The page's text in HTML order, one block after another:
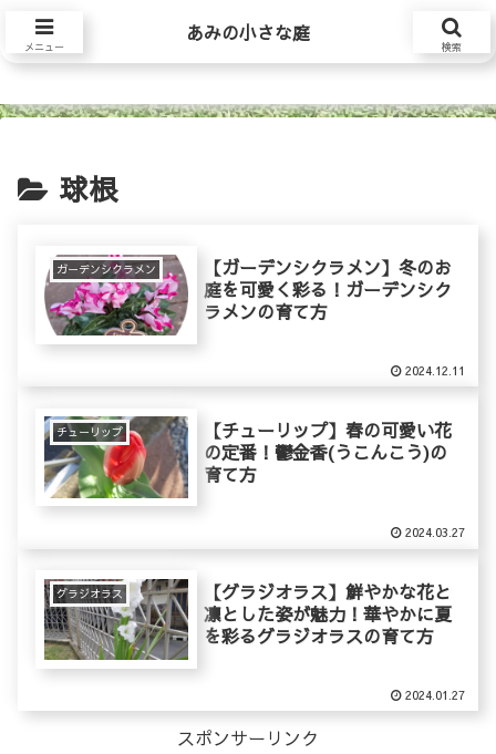
あみの小さな庭
球根
ガーデンシクラメン
【ガーデンシクラメン】冬のお
庭を可愛く彩る！ガーデンシク
ラメンの育て方
2024.12.11
チューリップ
【チューリップ】春の可愛い花
の定番！鬱金香(うこんこう)の
育て方
2024.03.27
グラジオラス
【グラジオラス】鮮やかな花と
凛とした姿が魅力！華やかに夏
を彩るグラジオラスの育て方
2024.01.27
スポンサーリンク
メニュー
あみの小さな庭
検索